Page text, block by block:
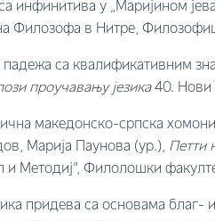
инфинитива у „Маријином
Филозофа в Нитре,
са квалификативним
проучавању језика40. Нови
македонско-српска
Марија Паунова (ур.), Петти
и Методиј”, Филолошки
придева са основама благ-